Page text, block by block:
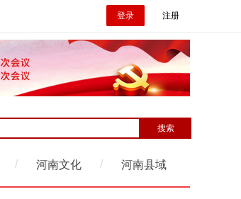
登录 注册
/ 河南文化 / 河南县域